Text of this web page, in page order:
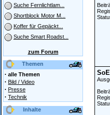
Suche Fernlichtlam...
Shortblock Motor M...
Koffer für Gepäckt...
Suche Smart Roadst...
zum Forum
Themen
· alle Themen
· Bild / Video
· Presse
· Technik
Inhalte